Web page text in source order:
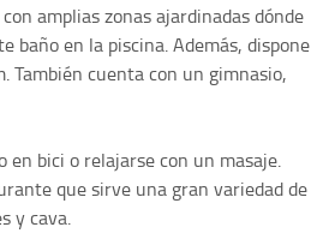
amplias zonas ajardinadas dónde
baño en la piscina. Además, dispone
También cuenta con un gimnasio,
en bici o relajarse con un masaje.
que sirve una gran variedad de
y cava.